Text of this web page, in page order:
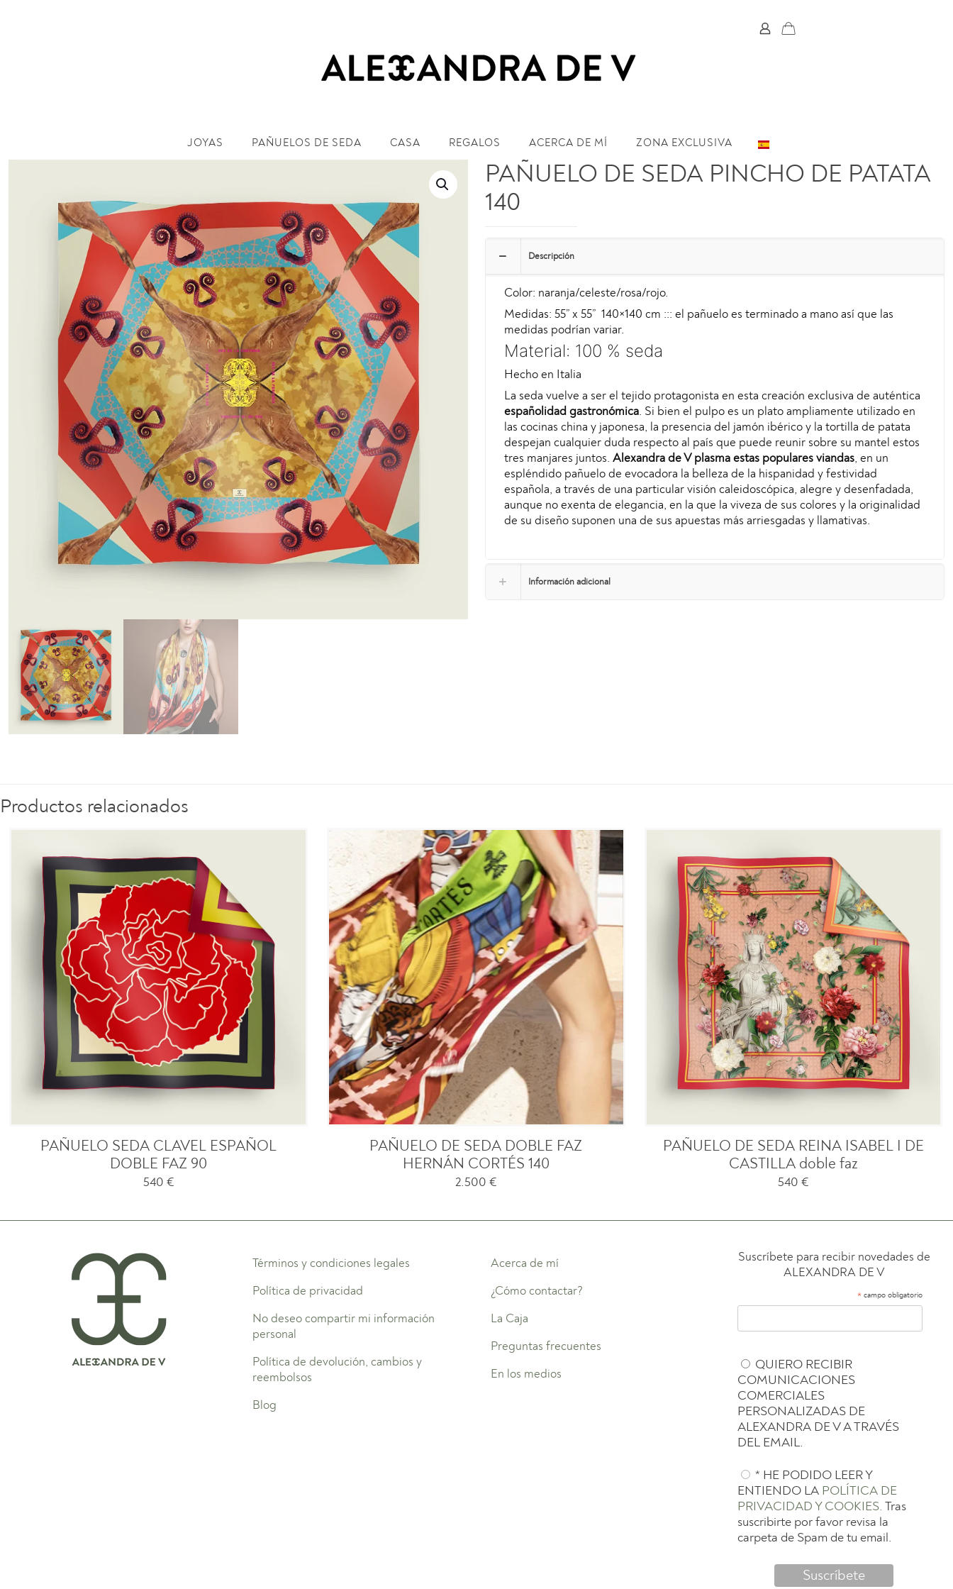
JOYAS PAÑUELOS DE SEDA CASA REGALOS ACERCA DE MÍ ZONA EXCLUSIVA
PAÑUELO DE SEDA PINCHO DE PATATA
140
Descripción
Color: naranja/celeste/rosa/rojo.
Medidas: 55” x 55” 140×140 cm ::: el pañuelo es terminado a mano así que las
medidas podrían variar.
Material: 100 % seda
Hecho en Italia
La seda vuelve a ser el tejido protagonista en esta creación exclusiva de auténtica
españolidad gastronómica. Si bien el pulpo es un plato ampliamente utilizado en
las cocinas china y japonesa, la presencia del jamón ibérico y la tortilla de patata
despejan cualquier duda respecto al país que puede reunir sobre su mantel estos
tres manjares juntos.Alexandra de V plasma estas populares viandas, en un
espléndido pañuelo de evocadora la belleza de la hispanidad y festividad
española, a través de una particular visión caleidoscópica, alegre y desenfadada,
aunque no exenta de elegancia, en la que la viveza de sus colores y la originalidad
de su diseño suponen una de sus apuestas más arriesgadas y llamativas.
Información adicional
Productos relacionados
PAÑUELO SEDA CLAVEL ESPAÑOL
DOBLE FAZ 90
540 €
PAÑUELO DE SEDA DOBLE FAZ
HERNÁN CORTÉS 140
2.500 €
PAÑUELO DE SEDA REINA ISABEL I DE
CASTILLA doble faz
540 €
Términos y condiciones legales
Política de privacidad
No deseo compartir mi información
personal
Política de devolución, cambios y
reembolsos
Blog
Acerca de mí
¿Cómo contactar?
La Caja
Preguntas frecuentes
En los medios
Suscríbete para recibir novedades de
ALEXANDRA DE V
* campo obligatorio
QUIERO RECIBIR
COMUNICACIONES
COMERCIALES
PERSONALIZADAS DE
ALEXANDRA DE V A TRAVÉS
DEL EMAIL.
* HE PODIDO LEER Y
ENTIENDO LA POLÍTICA DE
PRIVACIDAD Y COOKIES. Tras
suscribirte por favor revisa la
carpeta de Spam de tu email.